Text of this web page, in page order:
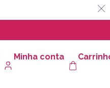
Minha conta